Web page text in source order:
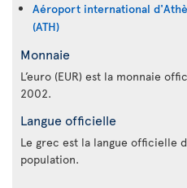
Aéroport international
(ATH)
Monnaie
L’euro (EUR) est la monnaie
2002.
Langue officielle
Le grec est la langue officielle
population.